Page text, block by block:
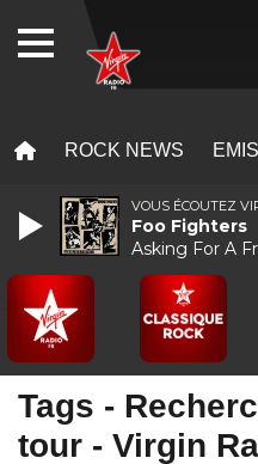
ROCK NEWS
Tags -
tour - Virgin
VOUS ÉCOUTEZ
Foo Fighters
Asking For A
WEBRADIO